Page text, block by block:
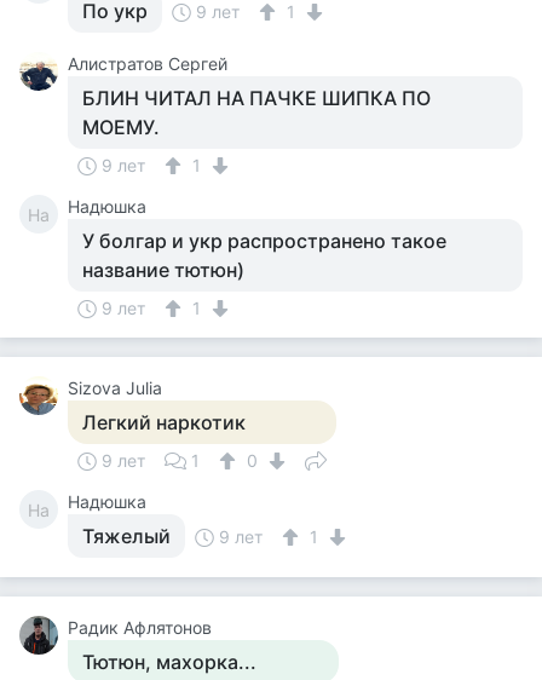
По укр 9 лет 1
Алистратов Сергей
БЛИН ЧИТАЛ НА ПАЧКЕ ШИПКА ПО
МОЕМУ.
9 лет 1
На Надюшка
У болгар и укр распространено такое
название тютюн)
9 лет 1
Sizova Julia
Легкий наркотик
9 лет 1 0
На Надюшка
Тяжелый 9 лет 1
Радик Афлятонов
Тютюн, махорка...